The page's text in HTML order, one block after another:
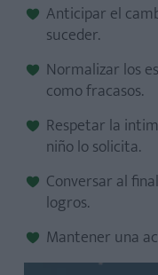
Anticipar el
suceder.
Normalizar los
como fracasos.
Respetar la
niño lo solicita.
Conversar al
logros.
Mantener una